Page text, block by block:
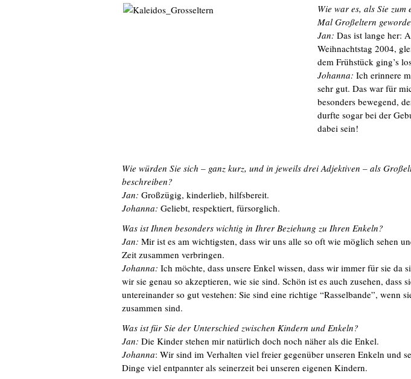
Wie war es, als Sie zum
Mal Großeltern
Jan: Das ist lange her:
Weihnachtstag 2004,
dem Frühstück ging’s
Johanna: Ich erinnere
sehr gut. Das war für
besonders bewegend,
durfte sogar bei der
dabei sein!
Wie würden Sie sich – ganz kurz, und in jeweils drei Adjektiven – als
beschreiben?
Jan: Großzügig, kinderlieb, hilfsbereit.
Johanna: Geliebt, respektiert, fürsorglich.
Was ist Ihnen besonders wichtig in Ihrer Beziehung zu Ihren Enkeln?
Jan: Mir ist es am wichtigsten, dass wir uns alle so oft wie möglich sehen
Zeit zusammen verbringen.
Johanna: Ich möchte, dass unsere Enkel wissen, dass wir immer für sie da
wir sie genau so akzeptieren, wie sie sind. Schön ist es auch zusehen, dass
untereinander so gut vestehen: Sie sind eine richtige “Rasselbande”, wenn
zusammen sind.
Was ist für Sie der Unterschied zwischen Kindern und Enkeln?
Jan: Die Kinder stehen mir natürlich doch noch näher als die Enkel.
Johanna: Wir sind im Verhalten viel freier gegenüber unseren Enkeln und
Dinge viel entpannter als seinerzeit bei unseren eigenen Kindern.